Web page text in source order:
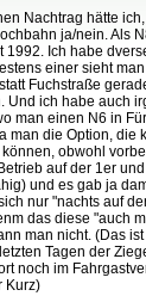
Nachtrag hätte
ja/nein. Als
1992. Ich habe
einer sieht
Fuchstraße
Und ich habe auch
man einen N6 in
man die Option, die
obwohl
auf der 1er
und es gab ja
nur "nachts auf
das diese "auch
man nicht. (Das
Tagen der
noch im
Kurz)